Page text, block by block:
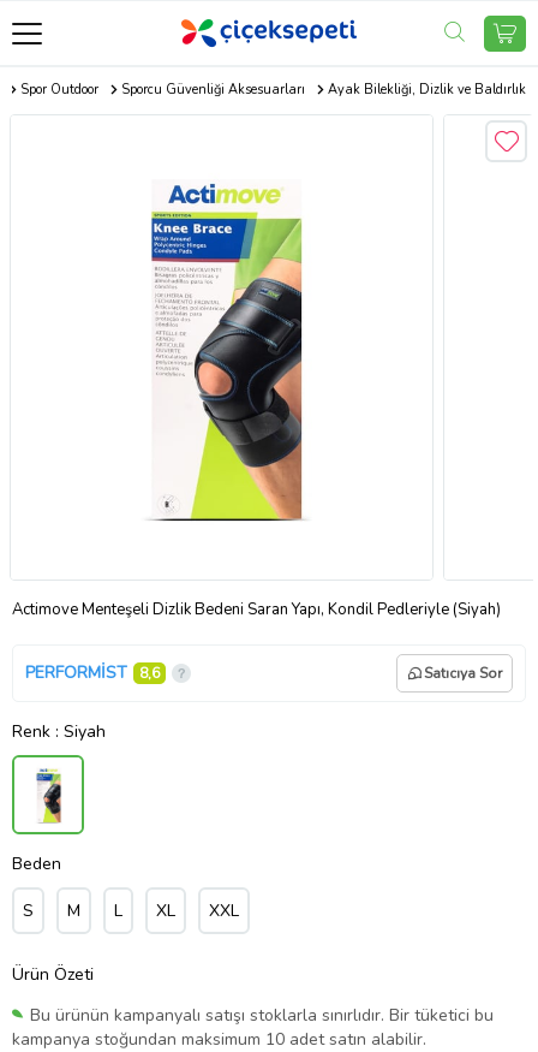
Spor Outdoor Sporcu Güvenliği Aksesuarları Ayak Bilekliği, Dizlik ve Baldırlık
Actimove Menteşeli Dizlik Bedeni Saran Yapı, Kondil Pedleriyle (Siyah)
PERFORMİST 8,6 Satıcıya Sor
Renk : Siyah
Beden
S M L XL XXL
Ürün Özeti
Bu ürünün kampanyalı satışı stoklarla sınırlıdır. Bir tüketici bu
kampanya stoğundan maksimum 10 adet satın alabilir.